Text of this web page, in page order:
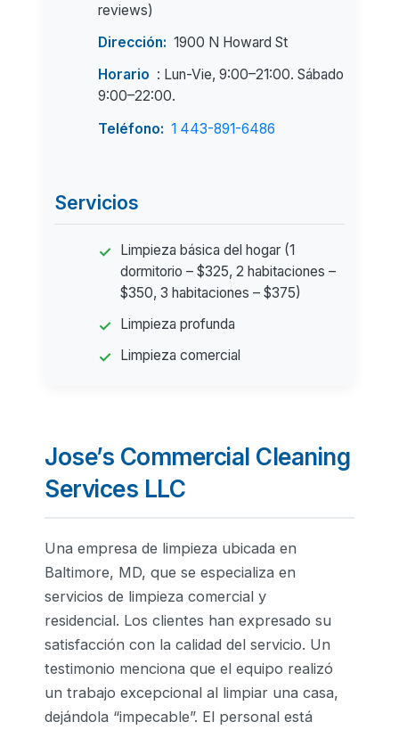
reviews)
Dirección: 1900 N Howard St
Horario : Lun-Vie, 9:00–21:00. Sábado
9:00–22:00.
Teléfono: 1 443-891-6486
Servicios
Limpieza básica del hogar (1
dormitorio – $325, 2 habitaciones –
$350, 3 habitaciones – $375)
Limpieza profunda
Limpieza comercial
Jose’s Commercial Cleaning
Services LLC
Una empresa de limpieza ubicada en
Baltimore, MD, que se especializa en
servicios de limpieza comercial y
residencial. Los clientes han expresado su
satisfacción con la calidad del servicio. Un
testimonio menciona que el equipo realizó
un trabajo excepcional al limpiar una casa,
dejándola “impecable”. El personal está